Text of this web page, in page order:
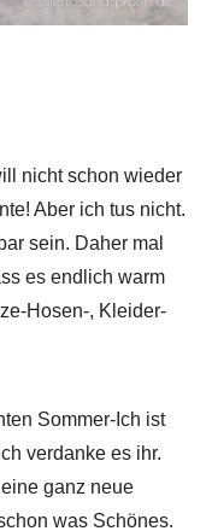
nicht schon wieder
Aber ich tus nicht.
sein. Daher mal
es endlich warm
Hosen-, Kleider-
Sommer-Ich ist
verdanke es ihr.
ganz neue
was Schönes.